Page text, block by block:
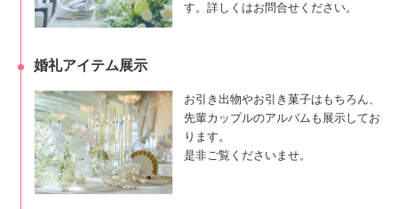
す。詳しくはお問合せください。
婚礼アイテム展示
お引き出物やお引き菓子はもちろん、
先輩カップルのアルバムも展示してお
ります。
是非ご覧くださいませ。